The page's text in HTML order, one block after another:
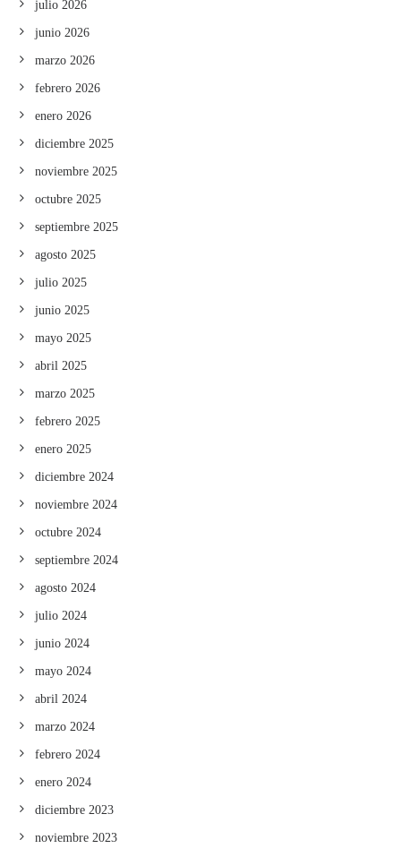
julio 2026
junio 2026
marzo 2026
febrero 2026
enero 2026
diciembre 2025
noviembre 2025
octubre 2025
septiembre 2025
agosto 2025
julio 2025
junio 2025
mayo 2025
abril 2025
marzo 2025
febrero 2025
enero 2025
diciembre 2024
noviembre 2024
octubre 2024
septiembre 2024
agosto 2024
julio 2024
junio 2024
mayo 2024
abril 2024
marzo 2024
febrero 2024
enero 2024
diciembre 2023
noviembre 2023